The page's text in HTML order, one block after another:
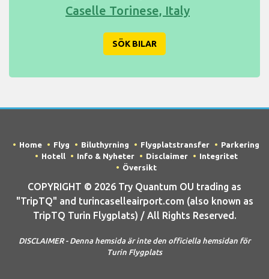
Caselle Torinese, Italy
SÖK BILAR
Home Flyg Biluthyrning Flygplatstransfer
Parkering
Hotell
Info & Nyheter Disclaimer
Integritet
Översikt
COPYRIGHT © 2026 Try Quantum OU trading as
"TripTQ" and turincaselleairport.com (also known as
TripTQ Turin Flygplats) / All Rights Reserved.
DISCLAIMER - Denna hemsida är inte den officiella hemsidan för
Turin Flygplats